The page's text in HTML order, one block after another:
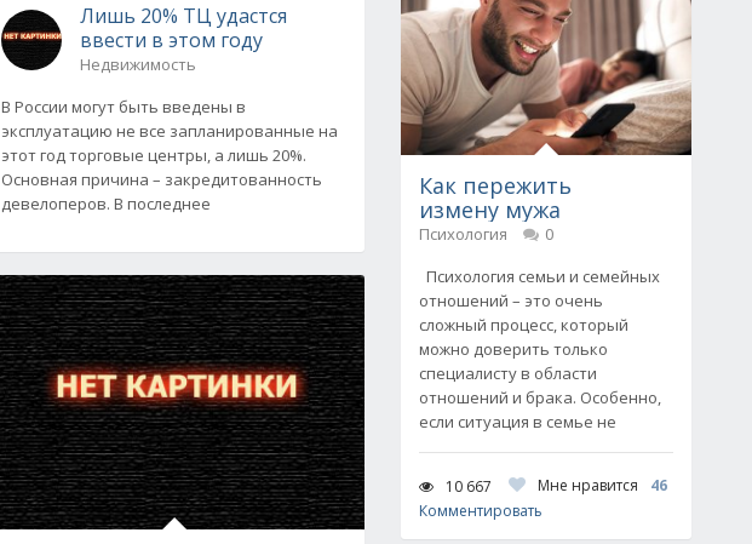
Лишь 20% ТЦ удастся
ввести в этом году
Недвижимость
В России могут быть введены в
эксплуатацию не все запланированные на
этот год торговые центры, а лишь 20%.
Основная причина – закредитованность
девелоперов. В последнее
Как пережить
измену мужа
Психология
0
Психология семьи и семейных
отношений – это очень
сложный процесс, который
можно доверить только
специалисту в области
отношений и брака. Особенно,
если ситуация в семье не
10 667 Мне нравится
46
Комментировать